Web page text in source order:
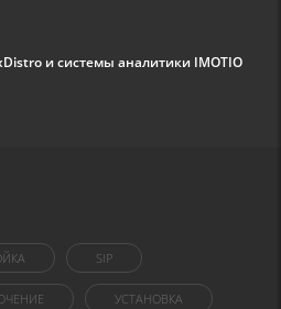
и системы аналитики IMOTIO
SIP
УСТАНОВКА